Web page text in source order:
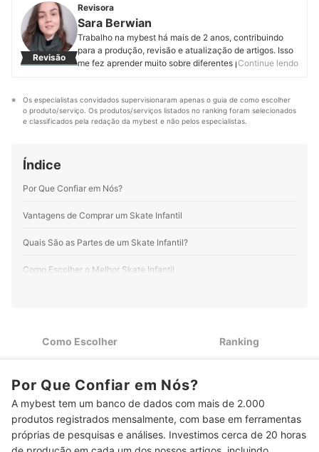
quanto na rede pública. Na Austrália, foi professora em
uma escola comunitária e comunicadora científica em
um museu de ciências para crianças. Em Chicago, nos
Estados Unidos, trabalhou como voluntária em uma
ONG de formação de educadores para educação
infantil. Atualmente é criadora de conteúdos no
didático. Conheça mais sobre Bruna Gallo no
Instagram.
Perfil de Bruna Gallo
Revisão
Revisora
Sara Berwian
Trabalho na mybest há mais de 2 anos, contribuindo
para a produção, revisão e atualização de artigos. Isso
me fez aprender muito sobre diferentes produtos e
incomum. Apesar de não ser formada na área, sempre
gostei de escrever. Foi isso o que me trouxe até o time
da mybest e me motiva a produzir mais, entregando
Perfil de Sara Berwian
Continue lendo
Os especialistas convidados supervisionaram apenas o guia de como escolher
o produto/serviço. Os produtos/serviços listados no ranking foram selecionados
e classificados pela redação da mybest e não pelos especialistas.
Índice
Por Que Confiar em Nós?
Vantagens de Comprar um Skate Infantil
Quais São as Partes de um Skate Infantil?
Como Escolher o Melhor Skate Infantil
2 o Nível de Skate da Criança
3
com Até 7,25"
4
Para as Primeiras Manobras, Prefira um Skate Infantil com
Shape de Marfim ou Maple
Quer um Skate Resistente? Compre um Modelo com Truck de
Como Escolher Ranking
Por Que Confiar em Nós?
A mybest tem um banco de dados com mais de 2.000
produtos registrados mensalmente, com base em ferramentas
próprias de pesquisas e análises. Investimos cerca de 20 horas